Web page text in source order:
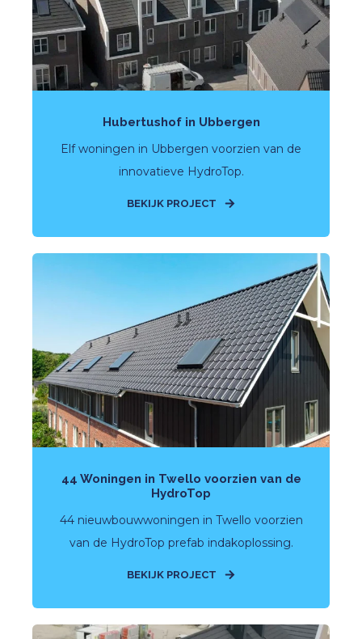
Hubertushof in Ubbergen
Elf woningen in Ubbergen voorzien van de
innovatieve HydroTop.
BEKIJK PROJECT
44 Woningen in Twello voorzien van de
HydroTop
44 nieuwbouwwoningen in Twello voorzien
van de HydroTop prefab indakoplossing.
BEKIJK PROJECT